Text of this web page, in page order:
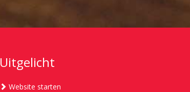
Uitgelicht
Website starten